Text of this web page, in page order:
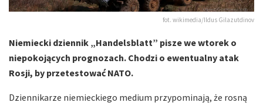
fot. wikimedia/Ildus Gilazutdinov
Niemiecki dziennik „Handelsblatt” pisze we wtorek o
niepokojących prognozach. Chodzi o ewentualny atak
Rosji, by przetestować NATO.
Dziennikarze niemieckiego medium przypominają, że rosną